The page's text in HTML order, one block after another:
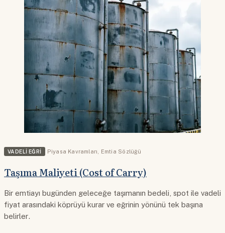
VADELI EĞRI Piyasa Kavramları Emtia Sözlüğü
Taşıma Maliyeti (Cost of Carry)
Bir emtiayı bugünden geleceğe taşımanın bedeli, spot ile vadeli
fiyat arasındaki köprüyü kurar ve eğrinin yönünü tek başına
belirler.